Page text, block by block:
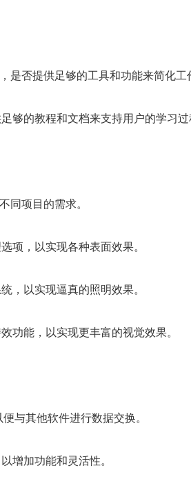
是否提供足够的工具和功能来简化工
够的教程和文档来支持用户的学习过
同项目的需求。
项，以实现各种表面效果。
，以实现逼真的照明效果。
功能，以实现更丰富的视觉效果。
与其他软件进行数据交换。
增加功能和灵活性。